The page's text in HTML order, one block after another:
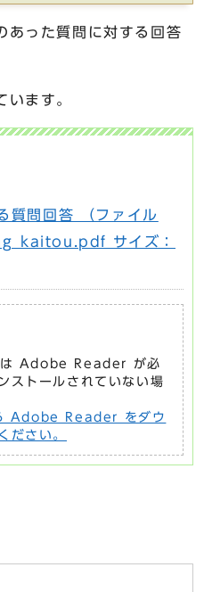
あった質問に対する回答
ます。
質問回答 （ファイル
サイズ：
は Adobe Reader が必
ストールされていない場
Adobe Reader をダウ
ださい。